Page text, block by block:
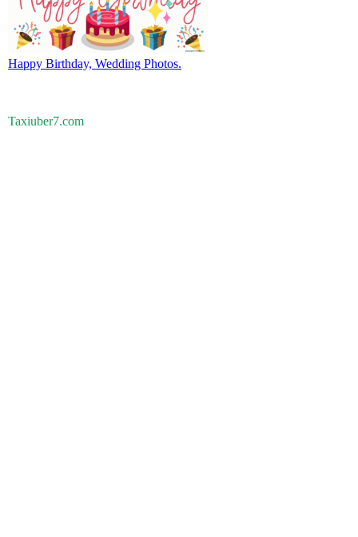
Happy Birthday, Wedding Photos.
Taxiuber7.com